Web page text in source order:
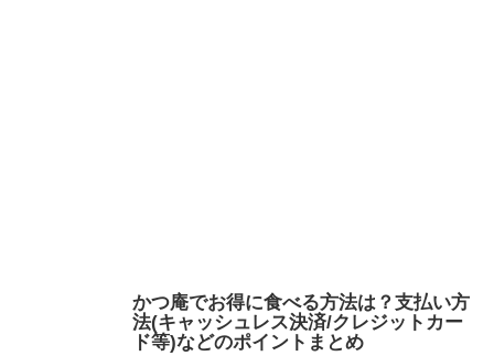
かつ庵でお得に食べる方法は？支払い方
法(キャッシュレス決済/クレジットカー
ド等)などのポイントまとめ